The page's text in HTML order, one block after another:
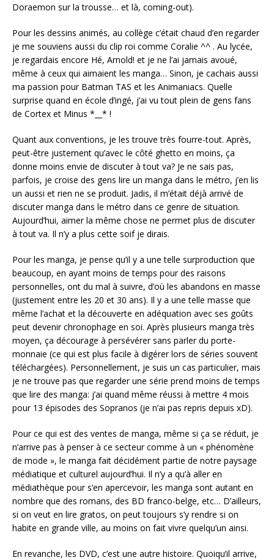
Doraemon sur la trousse… et là, coming-out).
Pour les dessins animés, au collège c’était chaud d’en regarder
je me souviens aussi du clip roi comme Coralie ^^ . Au lycée,
je regardais encore Hé, Arnold! et je ne l’ai jamais avoué,
même à ceux qui aimaient les manga… Sinon, je cachais aussi
ma passion pour Batman TAS et les Animaniacs. Quelle
surprise quand en école d’ingé, j’ai vu tout plein de gens fans
de Cortex et Minus *__* !
Quant aux conventions, je les trouve très fourre-tout. Après,
peut-être justement qu’avec le côté ghetto en moins, ça
donne moins envie de discuter à tout va? Je ne sais pas,
parfois, je croise des gens lire un manga dans le métro, j’en lis
un aussi et rien ne se produit. Jadis, il m’était déjà arrivé de
discuter manga dans le métro dans ce genre de situation.
Aujourd’hui, aimer la même chose ne permet plus de discuter
à tout va. Il n’y a plus cette soif je dirais.
Pour les manga, je pense qu’il y a une telle surproduction que
beaucoup, en ayant moins de temps pour des raisons
personnelles, ont du mal à suivre, d’où les abandons en masse
(justement entre les 20 et 30 ans). Il y a une telle masse que
même l’achat et la découverte en adéquation avec ses goûts
peut devenir chronophage en soi. Après plusieurs manga très
moyen, ça décourage à persévérer sans parler du porte-
monnaie (ce qui est plus facile à digérer lors de séries souvent
téléchargées). Personnellement, je suis un cas particulier, mais
je ne trouve pas que regarder une série prend moins de temps
que lire des manga: j’ai quand même réussi à mettre 4 mois
pour 13 épisodes des Sopranos (je n’ai pas repris depuis xD).
Pour ce qui est des ventes de manga, même si ça se réduit, je
n’arrive pas à penser à ce secteur comme à un « phénomène
de mode », le manga fait décidément partie de notre paysage
médiatique et culturel aujourd’hui. Il n’y a qu’à aller en
médiathèque pour s’en apercevoir, les manga sont autant en
nombre que des romans, des BD franco-belge, etc… D’ailleurs,
si on veut en lire gratos, on peut toujours s’y rendre si on
habite en grande ville, au moins on fait vivre quelqu’un ainsi.
En revanche, les DVD, c’est une autre histoire. Quoiqu’il arrive,